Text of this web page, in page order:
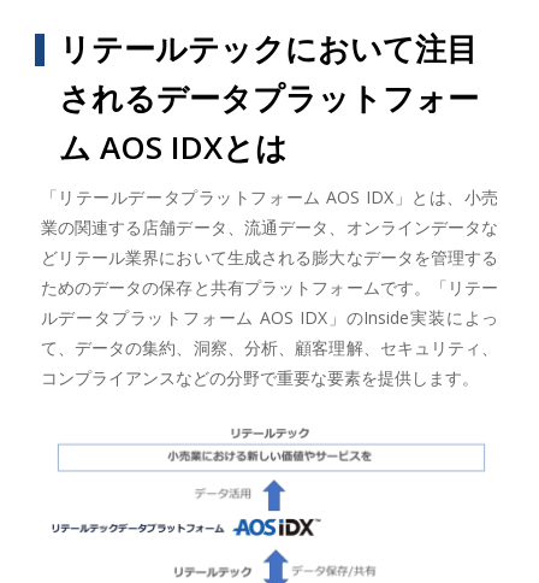
リテールテックにおいて注目
されるデータプラットフォー
ム AOS IDXとは
「リテールデータプラットフォーム AOS IDX」とは、小売
業の関連する店舗データ、流通データ、オンラインデータな
どリテール業界において生成される膨大なデータを管理する
ためのデータの保存と共有プラットフォームです。「リテー
ルデータプラットフォーム AOS IDX」のInside実装によっ
て、データの集約、洞察、分析、顧客理解、セキュリティ、
コンプライアンスなどの分野で重要な要素を提供します。